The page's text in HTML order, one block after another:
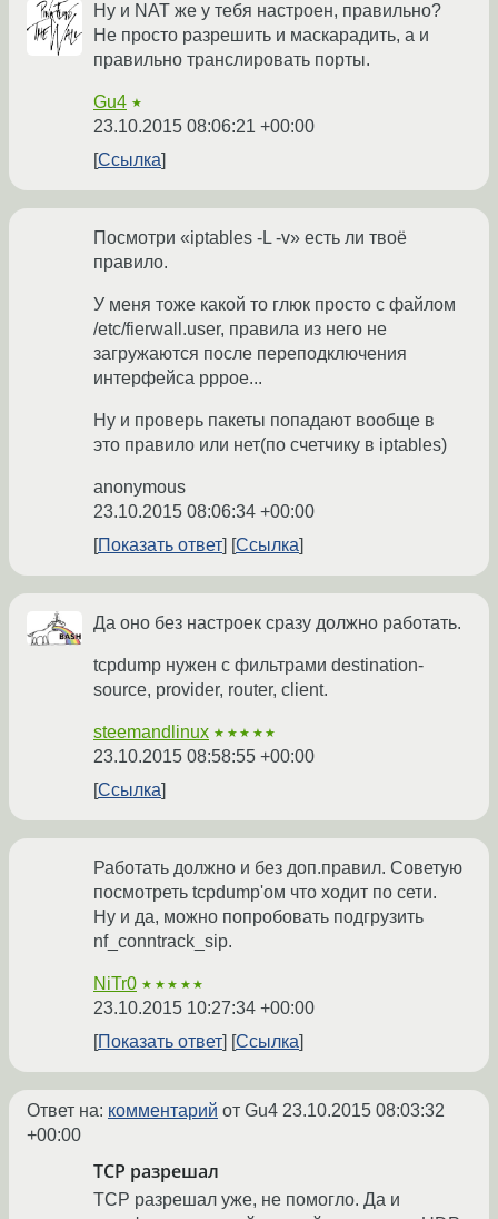
Ну и NAT же у тебя настроен, правильно?
Не просто разрешить и маскарадить, а и
правильно транслировать порты.
Gu4 ★
23.10.2015 08:06:21 +00:00
Ссылка
Посмотри «iptables -L -v» есть ли твоё
правило.
У меня тоже какой то глюк просто c файлом
/etc/fierwall.user, правила из него не
загружаются после переподключения
интерфейса pppoe...
Ну и проверь пакеты попадают вообще в
это правило или нет(по счетчику в iptables)
anonymous
23.10.2015 08:06:34 +00:00
Показать ответ
Ссылка
Да оно без настроек сразу должно работать.
tcpdump нужен с фильтрами destination-
source, provider, router, client.
steemandlinux ★★★★★
23.10.2015 08:58:55 +00:00
Ссылка
Работать должно и без доп.правил. Советую
посмотреть tcpdump'ом что ходит по сети.
Ну и да, можно попробовать подгрузить
nf_conntrack_sip.
NiTr0 ★★★★★
23.10.2015 10:27:34 +00:00
Показать ответ
Ссылка
Ответ на: комментарий от Gu4 23.10.2015 08:03:32
+00:00
TCP разрешал
TCP разрешал уже, не помогло. Да и